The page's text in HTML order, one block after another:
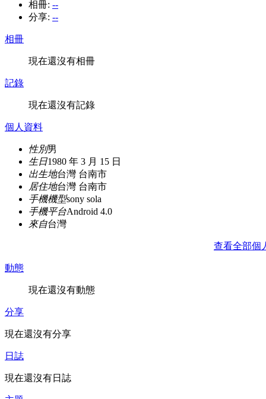
相冊: --
分享: --
相冊
現在還沒有相冊
記錄
現在還沒有記錄
個人資料
性別男
生日1980 年 3 月 15 日
出生地台灣 台南市
居住地台灣 台南市
手機機型sony sola
手機平台Android 4.0
來自台灣
查看全部個
動態
現在還沒有動態
分享
現在還沒有分享
日誌
現在還沒有日誌